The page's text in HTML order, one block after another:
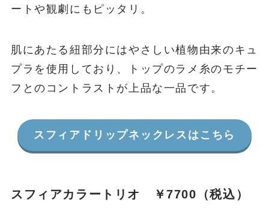
ートや観劇にもピッタリ。
肌にあたる紐部分にはやさしい植物由来のキュ
プラを使用しており、トップのラメ糸のモチー
フとのコントラストが上品な一品です。
スフィアドリップネックレスはこちら
スフィアカラートリオ ￥7700（税込）